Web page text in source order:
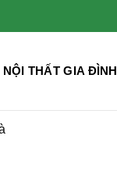
NỘI THẤT GIA ĐÌNH